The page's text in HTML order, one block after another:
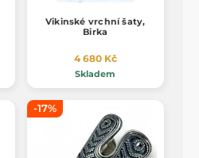
Vikinské vrchní šaty,
Birka
4 680 Kč
Skladem
-17%